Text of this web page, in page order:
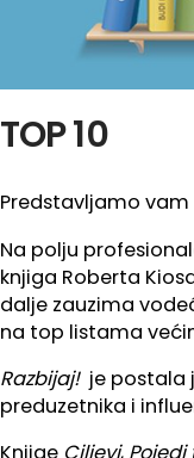
TOP 10
Predstavljamo vam
Na polju
knjiga Roberta
dalje zauzima
na top listama
Razbijaj!je postala
preduzetnika i